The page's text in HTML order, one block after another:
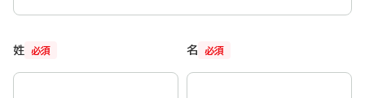
必須
姓 必須
名